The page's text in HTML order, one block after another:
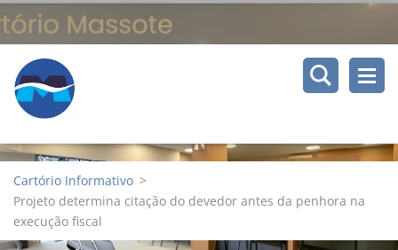
Cartório Informativo >
Projeto determina citação do devedor antes da penhora na
execução fiscal